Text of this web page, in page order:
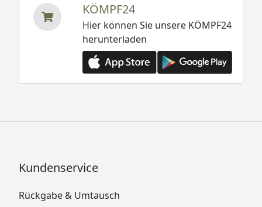
KÖMPF24
Hier können Sie unsere KÖMPF24
herunterladen
Kundenservice
Rückgabe & Umtausch